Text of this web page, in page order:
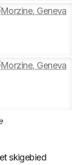
skigebied